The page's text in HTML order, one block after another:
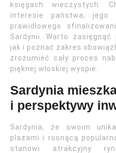
księgach wieczystych.
interesie państwa, jego
prawidłowego
Sardynii. Warto zasięgnąć
jak i poznać zakres
zrozumieć cały proces
pięknej włoskiej wyspie.
Sardynia
i perspektywy
Sardynia, ze swoim
plażami i rosnącą
stanowi atrakcyjny